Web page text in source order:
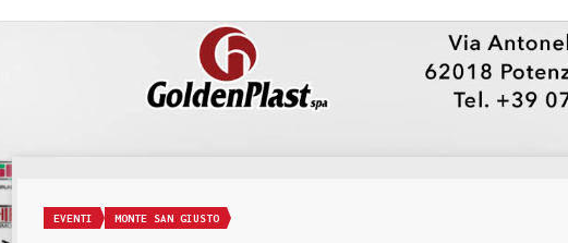
EVENTI MONTE SAN GIUSTO